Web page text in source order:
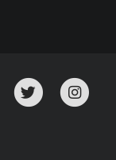
Charla con nosotros
Twitter